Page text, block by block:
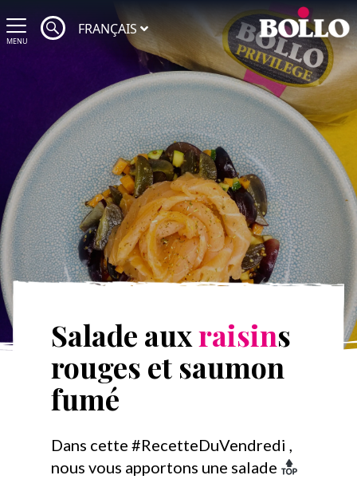
MENU
FRANÇAIS
Salade auxraisins
rouges et saumon
fumé
Dans cette #RecetteDuVendredi ,
nous vous apportons une salade